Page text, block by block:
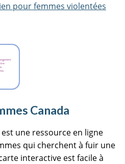
pour femmes violentées
Canada
est une ressource en ligne
qui cherchent à fuir une
interactive est facile à